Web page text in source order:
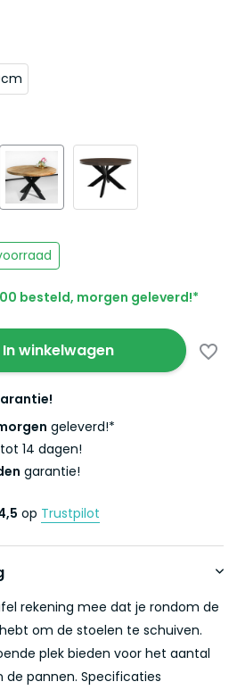
besteld, morgen geleverd!*
In winkelwagen
geleverd!*
14 dagen!
garantie!
op Trustpilot
rekening mee dat je rondom de
om de stoelen te schuiven.
plek bieden voor het aantal
de pannen. Specificaties